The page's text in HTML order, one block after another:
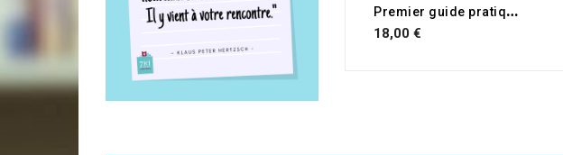
P
remier guide pratique de prière
18,00 €